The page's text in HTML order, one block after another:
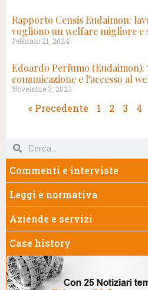
Rapporto Censis Eudaimon:
vogliono un welfare migliore e
Febbraio 21, 2024
Edoardo Perfumo
comunicazione e l’accesso al
Novembre 3, 2023
« Precedente 1 2 3 4
Commenti e interviste
Leggi e normativa
Aziende e servizi
Case history